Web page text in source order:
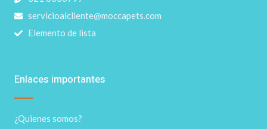
Enlaces importantes
¿Quienes somos?
servicioalcliente@moccapets.com
Elemento de lista